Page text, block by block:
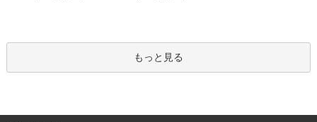
もっと見る